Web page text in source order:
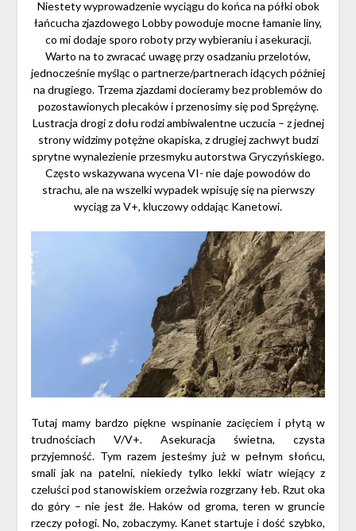
Niestety wyprowadzenie wyciągu do końca na półki obok
łańcucha zjazdowego Lobby powoduje mocne łamanie liny,
co mi dodaje sporo roboty przy wybieraniu i asekuracji.
Warto na to zwracać uwagę przy osadzaniu przelotów,
jednocześnie myśląc o partnerze/partnerach idących później
na drugiego. Trzema zjazdami docieramy bez problemów do
pozostawionych plecaków i przenosimy się pod Sprężynę.
Lustracja drogi z dołu rodzi ambiwalentne uczucia – z jednej
strony widzimy potężne okapiska, z drugiej zachwyt budzi
sprytne wynalezienie przesmyku autorstwa Gryczyńskiego.
Często wskazywana wycena VI- nie daje powodów do
strachu, ale na wszelki wypadek wpisuję się na pierwszy
wyciąg za V+, kluczowy oddając Kanetowi.
Tutaj mamy bardzo piękne wspinanie zacięciem i płytą w
trudnościach V/V+. Asekuracja świetna, czysta
przyjemność. Tym razem jesteśmy już w pełnym słońcu,
smali jak na patelni, niekiedy tylko lekki wiatr wiejący z
czeluści pod stanowiskiem orzeźwia rozgrzany łeb. Rzut oka
do góry – nie jest źle. Haków od groma, teren w gruncie
rzeczy połogi. No, zobaczymy. Kanet startuje i dość szybko,